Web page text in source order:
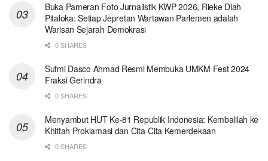
Buka Pameran Foto Jurnalistik KWP 2026, Rieke Diah
Pitaloka: Setiap Jepretan Wartawan Parlemen adalah
Warisan Sejarah Demokrasi
0 SHARES
Sufmi Dasco Ahmad Resmi Membuka UMKM Fest 2024
Fraksi Gerindra
0 SHARES
Menyambut HUT Ke-81 Republik Indonesia: Kembalilah ke
Khittah Proklamasi dan Cita-Cita Kemerdekaan
0 SHARES